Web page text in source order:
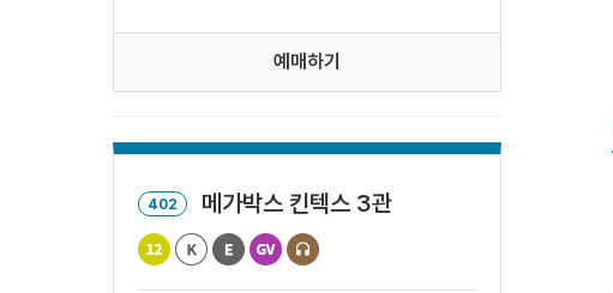
예매하기
402 메가박스 킨텍스 3관